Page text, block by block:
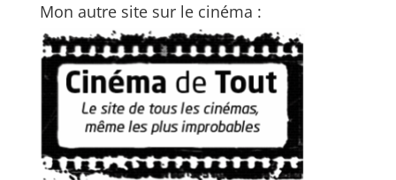
Mon autre site sur le cinéma :